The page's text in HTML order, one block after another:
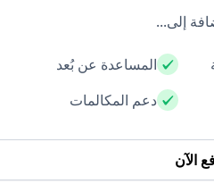
إلى...
المساعدة عن بُعد
دعم المكالمات
الآن